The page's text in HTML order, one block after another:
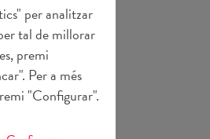
per analitzar
tal de millorar
premi
Per a més
"Configurar".